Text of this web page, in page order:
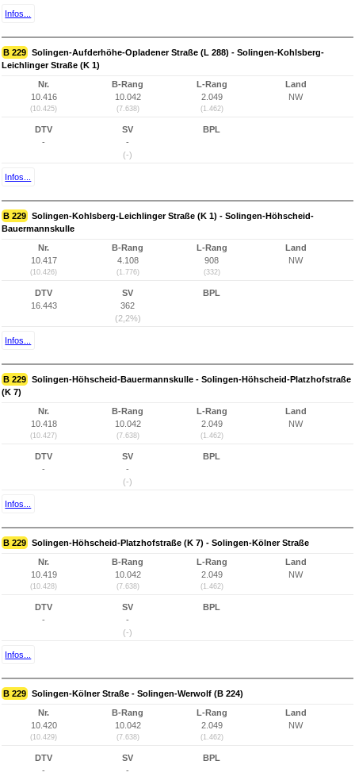
Infos...
B 229 Solingen-Aufderhöhe-Opladener Straße (L 288) - Solingen-Kohlsberg-
Leichlinger Straße (K 1)
Nr.
10.416
(10.425)
B-Rang
10.042
(7.638)
L-Rang
2.049
(1.462)
Land
NW
DTV
-
SV
-
(-)
BPL
Infos...
B 229 Solingen-Kohlsberg-Leichlinger Straße (K 1) - Solingen-Höhscheid-
Bauermannskulle
Nr.
10.417
(10.426)
B-Rang
4.108
(1.776)
L-Rang
908
(332)
Land
NW
DTV
16.443
SV
362
(2,2%)
BPL
Infos...
B 229 Solingen-Höhscheid-Bauermannskulle - Solingen-Höhscheid-Platzhofstraße
(K 7)
Nr.
10.418
(10.427)
B-Rang
10.042
(7.638)
L-Rang
2.049
(1.462)
Land
NW
DTV
-
SV
-
(-)
BPL
Infos...
B 229 Solingen-Höhscheid-Platzhofstraße (K 7) - Solingen-Kölner Straße
Nr.
10.419
(10.428)
B-Rang
10.042
(7.638)
L-Rang
2.049
(1.462)
Land
NW
DTV
-
SV
-
(-)
BPL
Infos...
B 229 Solingen-Kölner Straße - Solingen-Werwolf (B 224)
Nr.
10.420
(10.429)
B-Rang
10.042
(7.638)
L-Rang
2.049
(1.462)
Land
NW
DTV
-
SV
-
BPL